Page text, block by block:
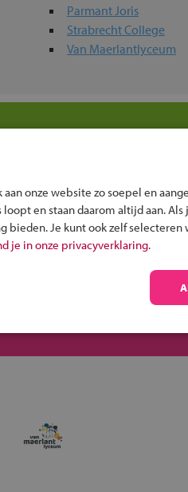
Parmant Joris
Strabrecht College
Van Maerlantlyceum
om je kind aan te melden
onze website zo soepel en
en staan daarom altijd aan.
bieden. Je kunt ook zelf
je in onze privacyverklaring.